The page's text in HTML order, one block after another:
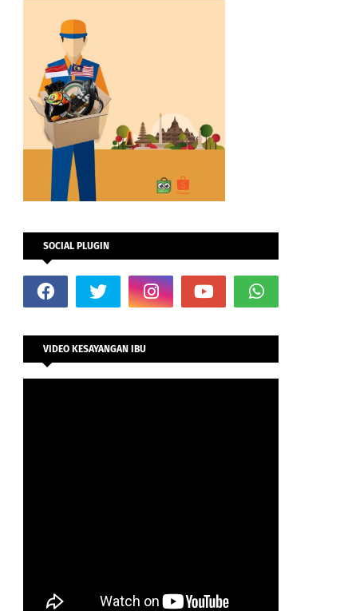
SOCIAL PLUGIN
VIDEO KESAYANGAN IBU